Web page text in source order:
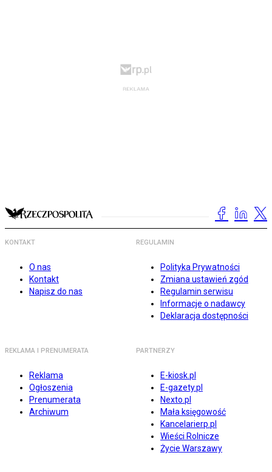
KONTAKT
O nas
Kontakt
Napisz do nas
REGULAMIN
Polityka Prywatności
Zmiana ustawień zgód
Regulamin serwisu
Informacje o nadawcy
Deklaracja dostępności
REKLAMA I PRENUMERATA
Reklama
Ogłoszenia
Prenumerata
Archiwum
PARTNERZY
E-kiosk.pl
E-gazety.pl
Nexto.pl
Mała księgowość
Kancelarierp.pl
Wieści Rolnicze
Życie Warszawy